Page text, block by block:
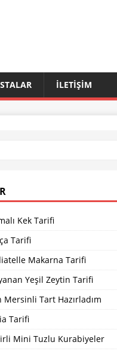
İLETIŞIM
Kek Tarifi
Tarifi
Makarna Tarifi
Yeşil Zeytin Tarifi
Mersinli Tart Hazırladım
Tarifi
Mini Tuzlu Kurabiyeler